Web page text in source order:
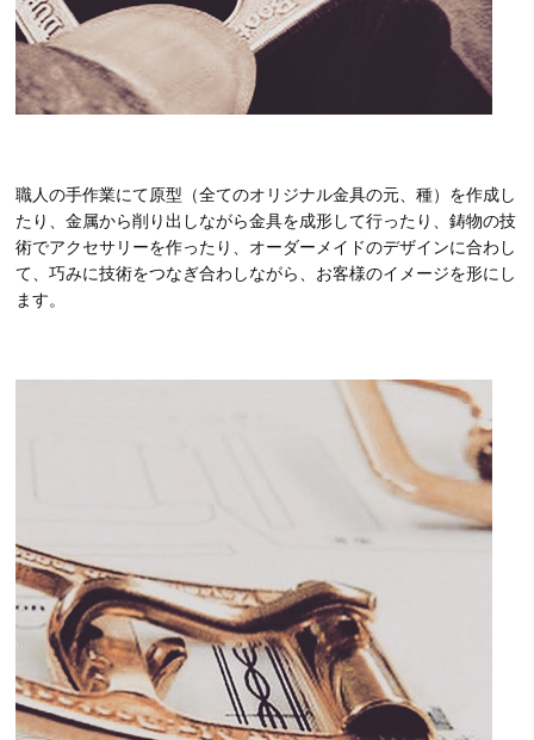
職人の手作業にて原型（全てのオリジナル金具の元、種）を作成し
たり、金属から削り出しながら金具を成形して行ったり、鋳物の技
術でアクセサリーを作ったり、オーダーメイドのデザインに合わし
て、巧みに技術をつなぎ合わしながら、お客様のイメージを形にし
ます。